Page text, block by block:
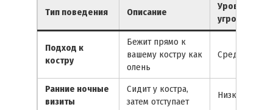
Тип поведения Описание
Уровень
угрозы
Подход к
костру
Бежит прямо к
вашему костру как
олень
Средний
Ранние ночные
визиты
Сидит у костра,
затем отступает
Низкий